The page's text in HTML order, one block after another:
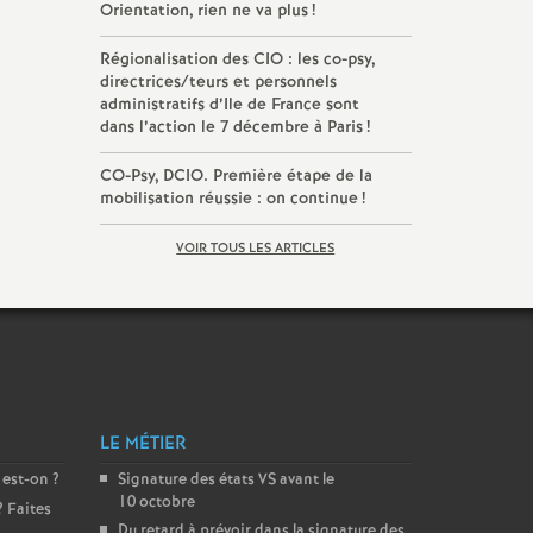
Orientation, rien ne va plus!
Régionalisation des CIO: les co-psy,
directrices/teurs et personnels
administratifs d’Ile de France sont
dans l’action le 7 décembre à Paris!
CO-Psy, DCIO. Première étape de la
mobilisation réussie : on continue!
VOIR TOUS LES ARTICLES
on ?
Faites
LE MÉTIER
Signature des états VSavant le
10 octobre